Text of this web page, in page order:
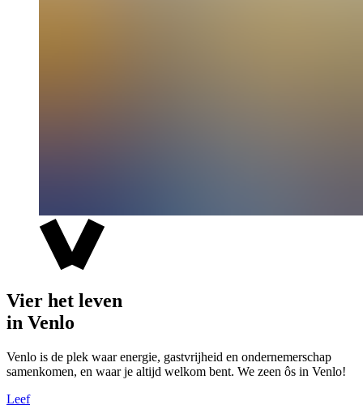
Vier het leven
in Venlo
Venlo is de plek waar energie, gastvrijheid en ondernemerschap
samenkomen, en waar je altijd welkom bent. We zeen ôs in Venlo!
Leef